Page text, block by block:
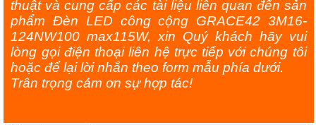
thuật và cung cấp các tài liệu liên quan đến sản
phẩm Đèn LED công cộng GRACE42 3M16-
124NW100 max115W, xin Quý khách hãy vui
lòng gọi điện thoại liên hệ trực tiếp với chúng tôi
hoặc để lại lời nhắn theo form mẫu phía dưới.
Trân trọng cảm ơn sự hợp tác!